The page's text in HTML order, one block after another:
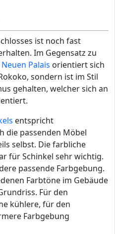
ist noch fast
Im Gegensatz zu
Neuen Palais orientiert sich
sondern ist im Stil
gehalten, welcher sich an
entspricht
die passenden Möbel
selbst. Die farbliche
für Schinkel sehr wichtig.
passende Farbgebung.
Farbtöne im Gebäude
Für den
kühlere, für den
Farbgebung